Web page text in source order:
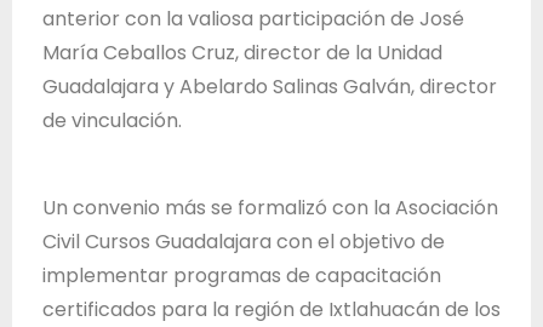
anterior con la valiosa participación de José
María Ceballos Cruz, director de la Unidad
Guadalajara y Abelardo Salinas Galván, director
de vinculación.
Un convenio más se formalizó con la Asociación
Civil Cursos Guadalajara con el objetivo de
implementar programas de capacitación
certificados para la región de Ixtlahuacán de los